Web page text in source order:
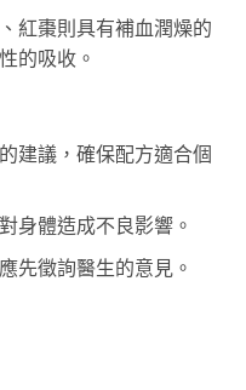
紅棗則具有補血潤燥的
的吸收。
建議，確保配方適合個
身體造成不良影響。
先徵詢醫生的意見。